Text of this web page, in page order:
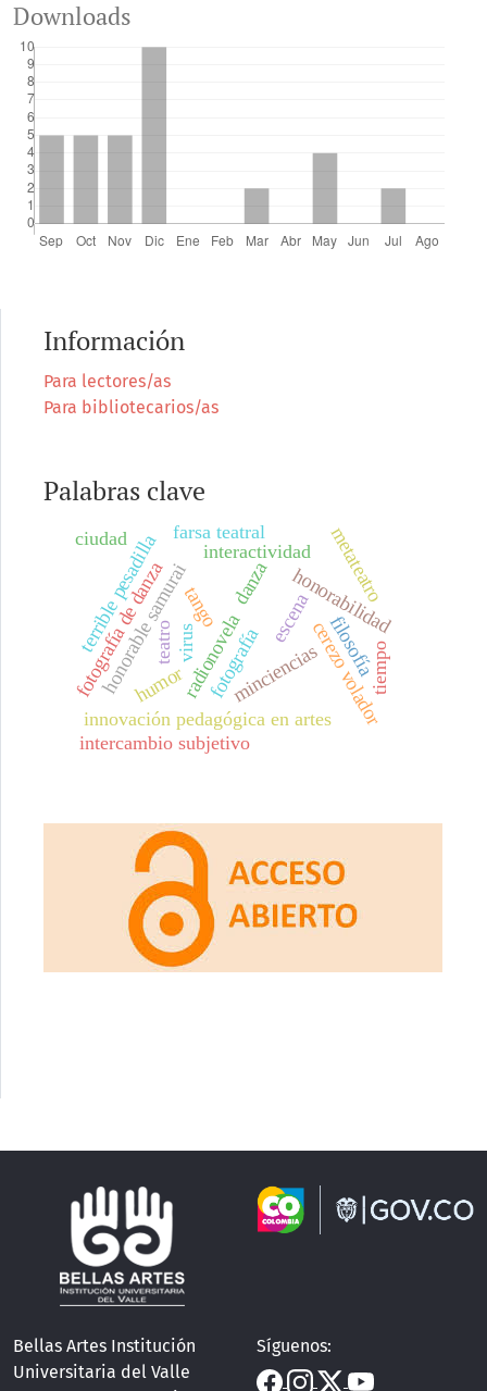
Downloads
Información
Para lectores/as
Para bibliotecarios/as
Palabras clave
fotografía
escena
teatro
danza
minciencias
innovación pedagógica en artes
fotografía de danza tango
cerezo volador
honorable samurai
terrible pesadilla honorabilidad
metateatro
radionovela
humor tiempo
intercambio subjetivo
interactividad
virus
farsa teatral
ciudad
filosofía
Bellas Artes Institución
Universitaria del Valle
Síguenos: